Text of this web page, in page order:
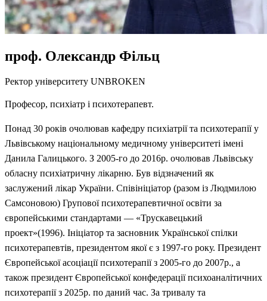
проф. Олександр Фільц
Ректор університету UNBROKEN
Професор, психіатр і психотерапевт.
Понад 30 років очолював кафедру психіатрії та психотерапії у
Львівському національному медичному університеті імені
Данила Галицького. З 2005-го до 2016р. очолював Львівську
обласну психіатричну лікарню. Був відзначений як
заслужений лікар України. Співініціатор (разом із Людмилою
Самсоновою) Групової психотерапевтичної освіти за
європейськими стандартами — «Трускавецький
проект»(1996). Ініціатор та засновник Української спілки
психотерапевтів, президентом якої є з 1997-го року. Президент
Європейської асоціації психотерапії з 2005-го до 2007р., а
також президент Європейської конфедерації психоаналітичних
психотерапії з 2025р. по даний час. За тривалу та